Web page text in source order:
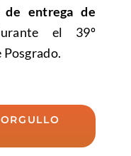
de entrega de
el 39º